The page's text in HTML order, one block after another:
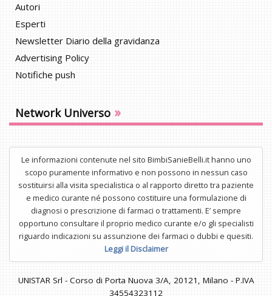
Autori
Esperti
Newsletter Diario della gravidanza
Advertising Policy
Notifiche push
Network Universo »
Le informazioni contenute nel sito BimbiSanieBelli.it hanno uno
scopo puramente informativo e non possono in nessun caso
sostituirsi alla visita specialistica o al rapporto diretto tra paziente
e medico curante né possono costituire una formulazione di
diagnosi o prescrizione di farmaci o trattamenti. E’ sempre
opportuno consultare il proprio medico curante e/o gli specialisti
riguardo indicazioni su assunzione dei farmaci o dubbi e quesiti.
Leggi il Disclaimer
UNISTAR Srl - Corso di Porta Nuova 3/A, 20121, Milano - P.IVA
34554323112